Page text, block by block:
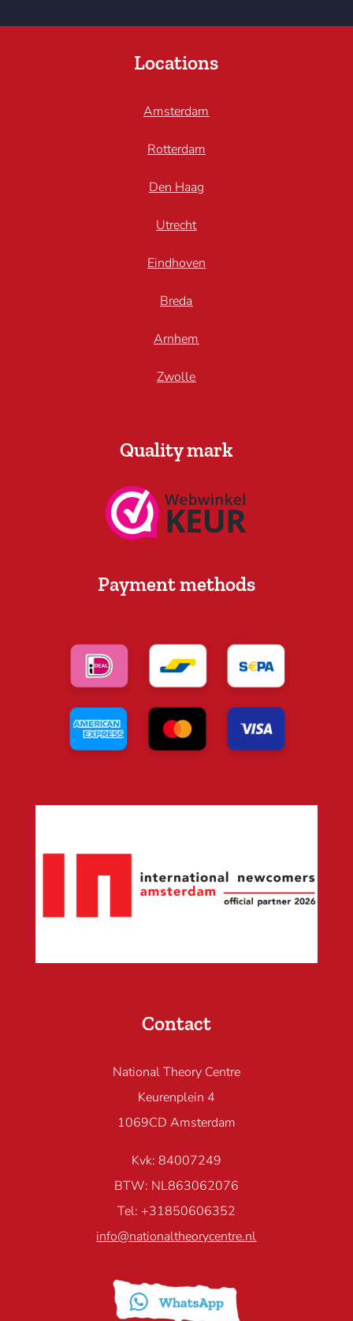
Locations
Amsterdam
Rotterdam
Den Haag
Utrecht
Eindhoven
Breda
Arnhem
Zwolle
Quality mark
Payment methods
Contact
National Theory Centre
Keurenplein 4
1069CD Amsterdam
Kvk: 84007249
BTW: NL863062076
Tel: +31850606352
info@nationaltheorycentre.nl